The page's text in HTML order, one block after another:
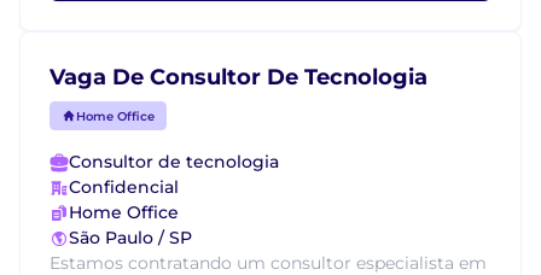
Vaga De Consultor De Tecnologia
Home Office
Consultor de tecnologia
Confidencial
Home Office
São Paulo / SP
Estamos contratando um consultor especialista em